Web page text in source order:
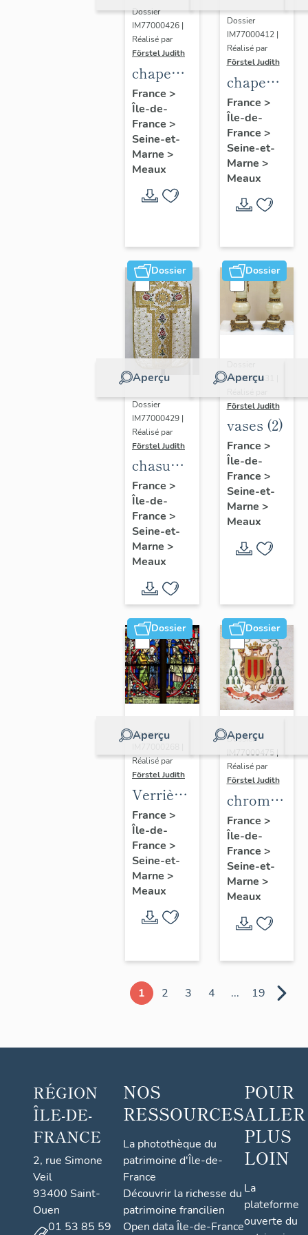
Dossier
IM77000426 |
Réalisé par
Förstel Judith
chape
blanche
à fleurs
France >
Île-de-
France >
Seine-et-
Marne >
Meaux
Dossier
IM77000412 |
Réalisé par
Förstel Judith
chape
blanche,
1ere
moitié
du 20e
siècle
France >
Île-de-
France >
Seine-et-
Marne >
Meaux
Dossier
Aperçu
Dossier
IM77000429 |
Réalisé par
Förstel Judith
chasuble
blanche
France >
Île-de-
France >
Seine-et-
Marne >
Meaux
Dossier
Aperçu
IM77000431 |
Förstel Judith
vases (2)
France >
Île-de-
France >
Seine-et-
Marne >
Meaux
Dossier
Aperçu
Dossier
Réalisé par
Förstel Judith
Verrières
de la
chapelle
axiale
France >
Île-de-
France >
Seine-et-
Marne >
Meaux
Dossier
Aperçu
Dossier
IM77000475 |
Réalisé par
Förstel Judith
:
armoiries
d'évêques
et du
pape Pie
France >
Île-de-
France >
Seine-et-
Marne >
Meaux
1 2 3 4 ... 19
RÉGION
ÎLE-DE-
FRANCE
2, rue Simone
Veil
93400 Saint-
Ouen
01 53 85 59
NOS
RESSOURCES
La photothèque du
patrimoine d'Île-de-
France
Découvrir la richesse du
patrimoine francilien
Open data Île-de-France
POUR
ALLER
PLUS
LOIN
La
plateforme
ouverte du